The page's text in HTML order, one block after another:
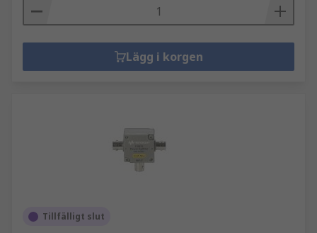
Lägg i korgen
Tillfälligt slut